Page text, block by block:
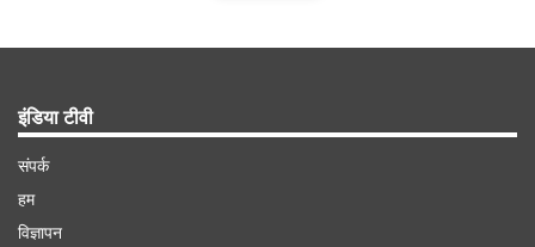
इंडिया टीवी
संपर्क
हम
विज्ञापन